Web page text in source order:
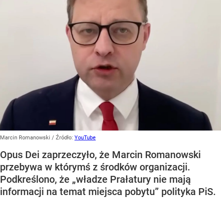
Marcin Romanowski / Źródło: YouTube
Opus Dei zaprzeczyło, że Marcin Romanowski
przebywa w którymś z środków organizacji.
Podkreślono, że „władze Prałatury nie mają
informacji na temat miejsca pobytu” polityka PiS.